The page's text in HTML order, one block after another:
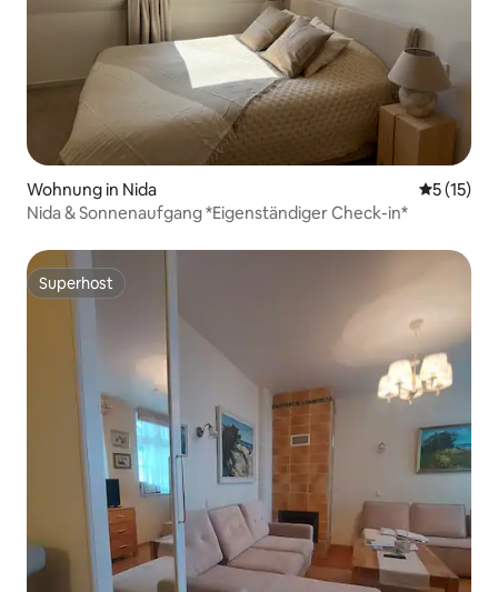
Wohnung in Nida
5 (15)
Nida & Sonnenaufgang *Eigenständiger Check-in*
Superhost
Superhost